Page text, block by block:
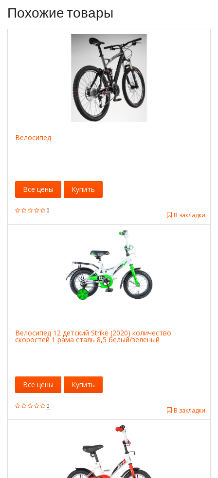
Похожие товары
Велосипед
0
В закладки
Все цены Купить
Велосипед 12 детский Strike (2020) количество
скоростей 1 рама сталь 8,5 белый/зеленый
0
В закладки
Все цены Купить